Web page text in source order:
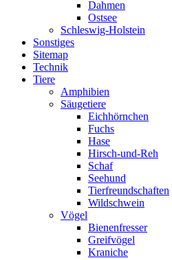
Dahmen
Ostsee
Schleswig-Holstein
Sonstiges
Sitemap
Technik
Tiere
Amphibien
Säugetiere
Eichhörnchen
Fuchs
Hase
Hirsch-und-Reh
Schaf
Seehund
Tierfreundschaften
Wildschwein
Vögel
Bienenfresser
Greifvögel
Kraniche